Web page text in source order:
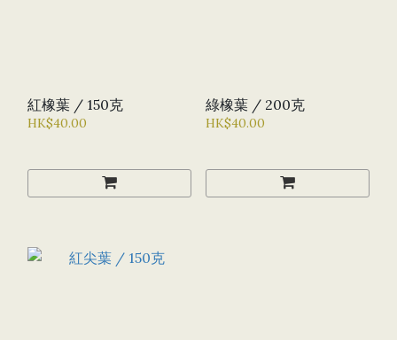
紅橡葉 / 150克
HK$40.00
綠橡葉 / 200克
HK$40.00